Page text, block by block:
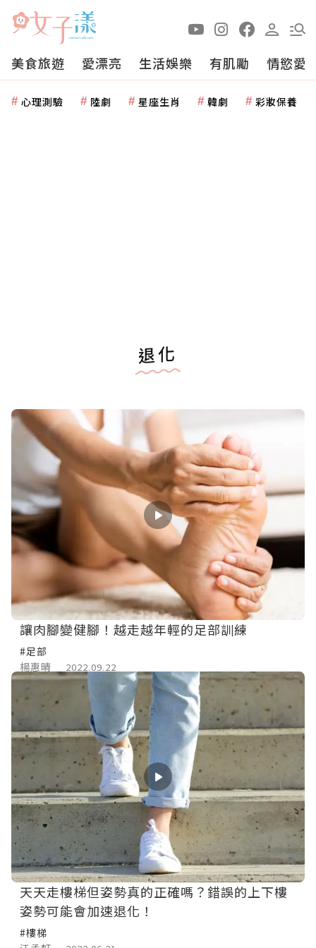
美食旅遊 愛漂亮 生活娛樂 有肌勵 情慾愛
心理測驗 陸劇 星座生肖 韓劇 彩妝保養
退化
讓肉腳變健腳！越走越年輕的足部訓練
#足部
楊惠晴
2022.09.22
天天走樓梯但姿勢真的正確嗎？錯誤的上下樓
姿勢可能會加速退化！
#樓梯